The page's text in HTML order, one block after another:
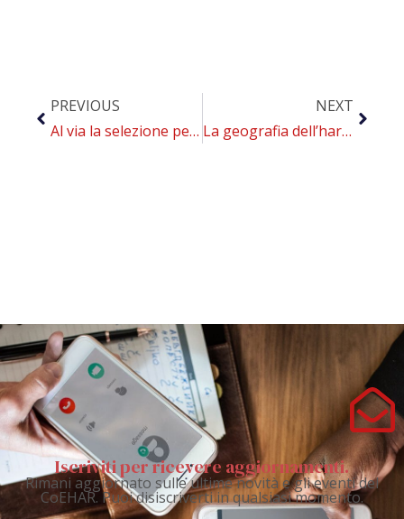
PREVIOUS
Al via la selezione per il Master Universitario “Smoking cessation e Harm reduction” targato CoEHAR
NEXT
La geografia dell’harm reduction: snus e tabacco da mastico sono ampiamente diffusi a livello mondiale, ma la letteratura è incompleta e potenzialmente disinformante
Iscriviti per ricevere aggiornamenti.
Rimani aggiornato sulle ultime novità e gli eventi del
CoEHAR. Puoi disiscriverti in qualsiasi momento.